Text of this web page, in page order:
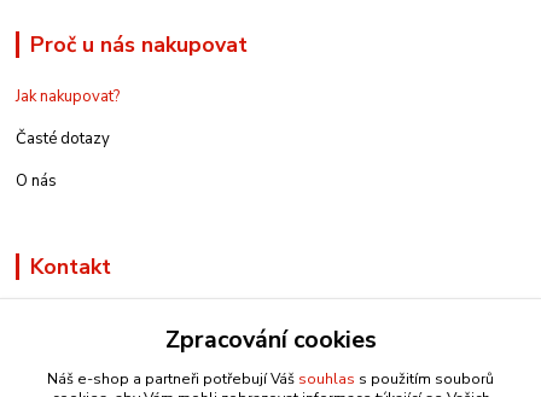
Proč u nás nakupovat
Jak nakupovat?
Časté dotazy
O nás
Kontakt
info@e-rucniprace.cz
Zpracování cookies
Náš e-shop a partneři potřebují Váš souhlas s použitím souborů